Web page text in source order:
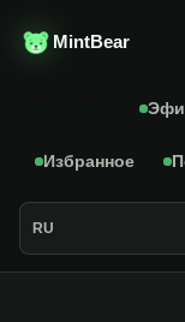
MintBear
Избранное
RU